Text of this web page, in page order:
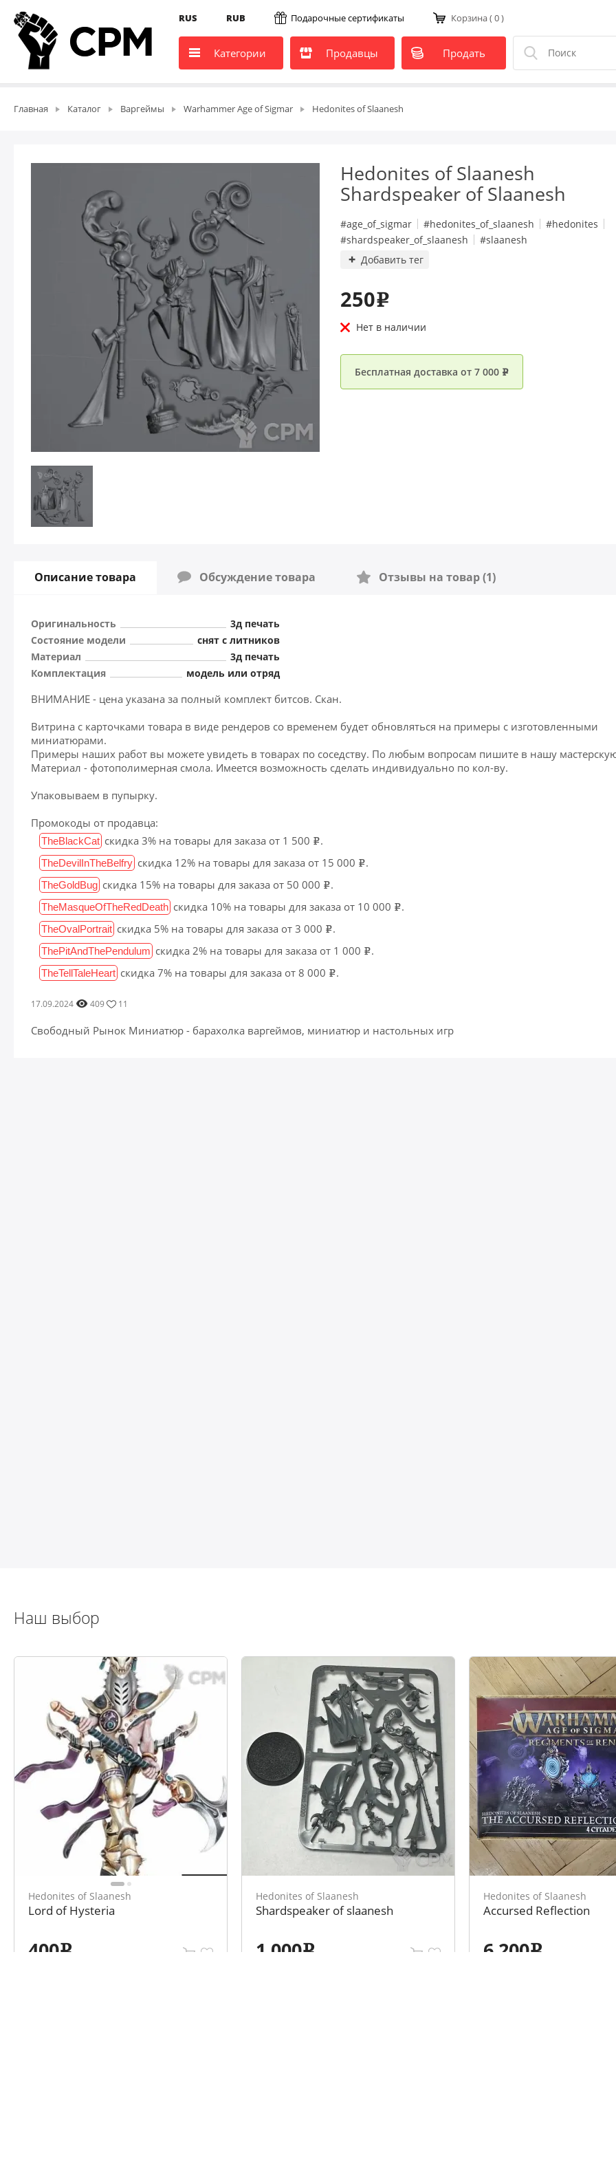
RUS RUB Подарочные сертификаты Корзина( 0 )
Категории Продавцы Продать
Главная Каталог Варгеймы Warhammer Age of Sigmar Hedonites of Slaanesh
Hedonites of Slaanesh
Shardspeaker of Slaanesh
#age_of_sigmar #hedonites_of_slaanesh
#hedonites
#shardspeaker_of_slaanesh
#slaanesh
Добавить тег
250e
Нет в наличии
Бесплатная доставка от 7 000 e
Описание товара Обсуждение товара Отзывы на товар (1)
Оригинальность
3д печать
Состояние модели
снят с литников
Материал
3д печать
Комплектация
модель или отряд
ВНИМАНИЕ - цена указана за полный комплект битсов. Скан.
Витрина с карточками товара в виде рендеров со временем будет обновляться на примеры с изготовленными
миниатюрами.
Примеры наших работ вы можете увидеть в товарах по соседству. По любым вопросам пишите в нашу
Материал - фотополимерная смола. Имеется возможность сделать индивидуально по кол-ву.
Упаковываем в пупырку.
Промокоды от продавца:
TheBlackCat скидка 3% на товары для заказа от 1 500 e.
TheDevilInTheBelfry скидка 12% на товары для заказа от 15 000 e.
TheGoldBug скидка 15% на товары для заказа от 50 000 e.
TheMasqueOfTheRedDeath скидка 10% на товары для заказа от 10 000 e.
TheOvalPortrait скидка 5% на товары для заказа от 3 000 e.
ThePitAndThePendulum скидка 2% на товары для заказа от 1 000 e.
TheTellTaleHeart скидка 7% на товары для заказа от 8 000 e.
17.09.2024 409 11
Свободный Рынок Миниатюр - барахолка варгеймов, миниатюр и настольных игр
Наш выбор
Hedonites of Slaanesh
Lord of Hysteria
400e
Hedonites of Slaanesh
Shardspeaker of slaanesh
1 000e
Hedonites of Slaanesh
Accursed Reflection
6 200e